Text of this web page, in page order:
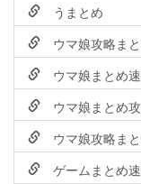
うまとめ
ウマ娘攻略ま
ウマ娘まとめ
ウマ娘まとめ
ウマ娘攻略ま
ゲームまとめ